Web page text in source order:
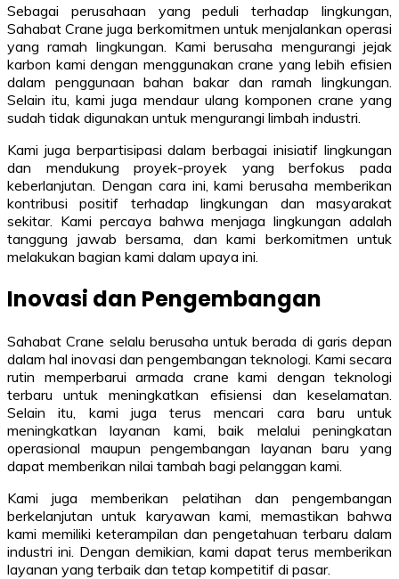
Sebagai perusahaan yang peduli terhadap lingkungan,
Sahabat Crane juga berkomitmen untuk menjalankan operasi
yang ramah lingkungan. Kami berusaha mengurangi jejak
karbon kami dengan menggunakan crane yang lebih efisien
dalam penggunaan bahan bakar dan ramah lingkungan.
Selain itu, kami juga mendaur ulang komponen crane yang
sudah tidak digunakan untuk mengurangi limbah industri.
Kami juga berpartisipasi dalam berbagai inisiatif lingkungan
dan mendukung proyek-proyek yang berfokus pada
keberlanjutan. Dengan cara ini, kami berusaha memberikan
kontribusi positif terhadap lingkungan dan masyarakat
sekitar. Kami percaya bahwa menjaga lingkungan adalah
tanggung jawab bersama, dan kami berkomitmen untuk
melakukan bagian kami dalam upaya ini.
Inovasi dan Pengembangan
Sahabat Crane selalu berusaha untuk berada di garis depan
dalam hal inovasi dan pengembangan teknologi. Kami secara
rutin memperbarui armada crane kami dengan teknologi
terbaru untuk meningkatkan efisiensi dan keselamatan.
Selain itu, kami juga terus mencari cara baru untuk
meningkatkan layanan kami, baik melalui peningkatan
operasional maupun pengembangan layanan baru yang
dapat memberikan nilai tambah bagi pelanggan kami.
Kami juga memberikan pelatihan dan pengembangan
berkelanjutan untuk karyawan kami, memastikan bahwa
kami memiliki keterampilan dan pengetahuan terbaru dalam
industri ini. Dengan demikian, kami dapat terus memberikan
layanan yang terbaik dan tetap kompetitif di pasar.